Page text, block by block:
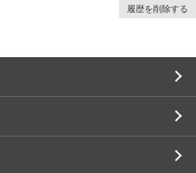
履歴を削除する